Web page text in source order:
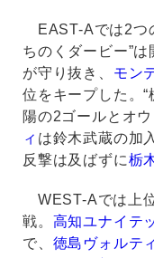
EAST-Aでは2つ
ちのくダービー”
が守り抜き、 モン
位をキープした。“
陽の2ゴールとオ
ィ は鈴木武蔵の加
反撃は及ばずに栃
WEST-Aでは上
戦。 高知ユナイテ
で、 徳島ヴォルテ